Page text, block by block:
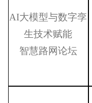
AI大模型与数字孪
生技术赋能
智慧路网论坛